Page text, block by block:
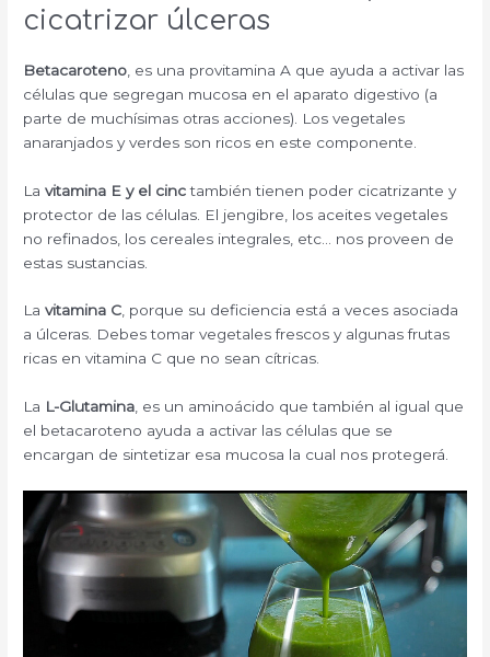
cicatrizar úlceras
Betacaroteno , es una provitamina A que ayuda a activar las
células que segregan mucosa en el aparato digestivo (a
parte de muchísimas otras acciones). Los vegetales
anaranjados y verdes son ricos en este componente.
La vitamina E y el cinctambién tienen poder cicatrizante y
protector de las células. El jengibre, los aceites vegetales
no refinados, los cereales integrales, etc… nos proveen de
estas sustancias.
Lavitamina C, porque su deficiencia está a veces asociada
a úlceras. Debes tomar vegetales frescos y algunas frutas
ricas en vitamina C que no sean cítricas.
La L-Glutamina, es un aminoácido que también al igual que
el betacaroteno ayuda a activar las células que se
encargan de sintetizar esa mucosa la cual nos protegerá.